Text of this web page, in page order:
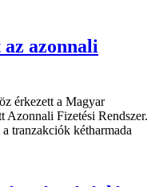
azonnali
érkezett a Magyar
Azonnali Fizetési Rendszer.
tranzakciók kétharmada